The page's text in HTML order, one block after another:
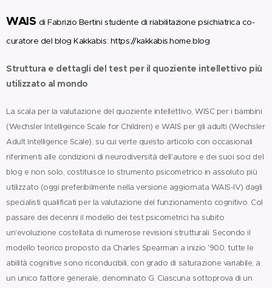
WAIS di Fabrizio Bertini studente di riabilitazione psichiatrica co-
curatore del blog Kakkabis: https://kakkabis.home.blog
Struttura e dettagli del test per il quoziente intellettivo più
utilizzato al mondo
La scala per la valutazione del quoziente intellettivo, WISC per i bambini
(Wechsler Intelligence Scale for Children) e WAIS per gli adulti (Wechsler
Adult Intelligence Scale), su cui verte questo articolo con occasionali
riferimenti alle condizioni di neurodiversità dell'autore e dei suoi soci del
blog e non solo, costituisce lo strumento psicometrico in assoluto più
utilizzato (oggi preferibilmente nella versione aggiornata WAIS-IV) dagli
specialisti qualificati per la valutazione del funzionamento cognitivo. Col
passare dei decenni il modello dei test psicometrici ha subito
un'evoluzione costellata di numerose revisioni strutturali. Secondo il
modello teorico proposto da Charles Spearman a inizio '900, tutte le
abilità cognitive sono riconducibili, con grado di saturazione variabile, a
un unico fattore generale, denominato G. Ciascuna sottoprova di un